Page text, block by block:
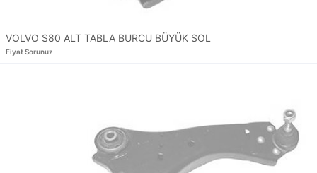
VOLVO S80 ALT TABLA BURCU BÜYÜK SOL
Fiyat Sorunuz